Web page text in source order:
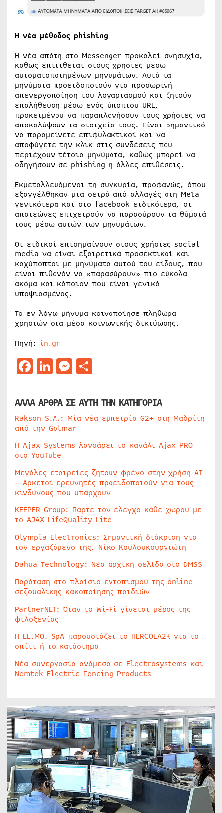
Η νέα μέθοδος phishing
Η νέα απάτη στο Messenger προκαλεί ανησυχία,
καθώς επιτίθεται στους χρήστες μέσω
αυτοματοποιημένων μηνυμάτων. Αυτά τα
μηνύματα προειδοποιούν για προσωρινή
απενεργοποίηση του λογαριασμού και ζητούν
επαλήθευση μέσω ενός ύποπτου URL,
προκειμένου να παραπλανήσουν τους χρήστες να
αποκαλύψουν τα στοιχεία τους. Είναι σημαντικό
να παραμείνετε επιφυλακτικοί και να
αποφύγετε την κλικ στις συνδέσεις που
περιέχουν τέτοια μηνύματα, καθώς μπορεί να
οδηγήσουν σε phishing ή άλλες επιθέσεις.
Εκμεταλλευόμενοι τη συγκυρία, προφανώς, όπου
εξαγγέλθηκαν μια σειρά από αλλαγές στη Meta
γενικότερα και στο facebook ειδικότερα, οι
απατεώνες επιχειρούν να παρασύρουν τα θύματά
τους μέσω αυτών των μηνυμάτων.
Οι ειδικοί επισημαίνουν στους χρήστες social
media να είναι εξαιρετικά προσεκτικοί και
καχύποπτοι με μηνύματα αυτού του είδους, που
είναι πιθανόν να «παρασύρουν» πιο εύκολα
ακόμα και κάποιον που είναι γενικά
υποψιασμένος.
Το εν λόγω μήνυμα κοινοποίησε πληθώρα
χρηστών στα μέσα κοινωνικής δικτύωσης.
Πηγή: in.gr
Facebook
LinkedIn
Messenger
ΑΛΛΑ ΑΡΘΡΑ ΣΕ ΑΥΤΗ ΤΗΝ ΚΑΤΗΓΟΡΙΑ
Rakson S.A.: Μία νέα εμπειρία G2+ στη Μαδρίτη
από την Golmar
Η Ajax Systems λανσάρει το κανάλι Ajax PRO
στο YouTube
Μεγάλες εταιρείες ζητούν φρένο στην χρήση AI
– Αρκετοί ερευνητές προειδοποιούν για τους
κινδύνους που υπάρχουν
KEEPER Group: Πάρτε τον έλεγχο κάθε χώρου με
το AJAX LifeQuality Lite
Olympia Electronics: Σημαντική διάκριση για
τον εργαζόμενο της, Νίκο Κουλουκουργιώτη
Dahua Technology: Νέα αρχική σελίδα στο DMSS
Παράταση στο πλαίσιο εντοπισμού της online
σεξουαλικής κακοποίησης παιδιών
PartnerNET: Όταν το Wi-Fi γίνεται μέρος της
φιλοξενίας
Η EL.MO. SpA παρουσιάζει το HERCOLA2K για το
σπίτι ή το κατάστημα
Νέα συνεργασία ανάμεσα σε Electrosystems και
Nemtek Electric Fencing Products